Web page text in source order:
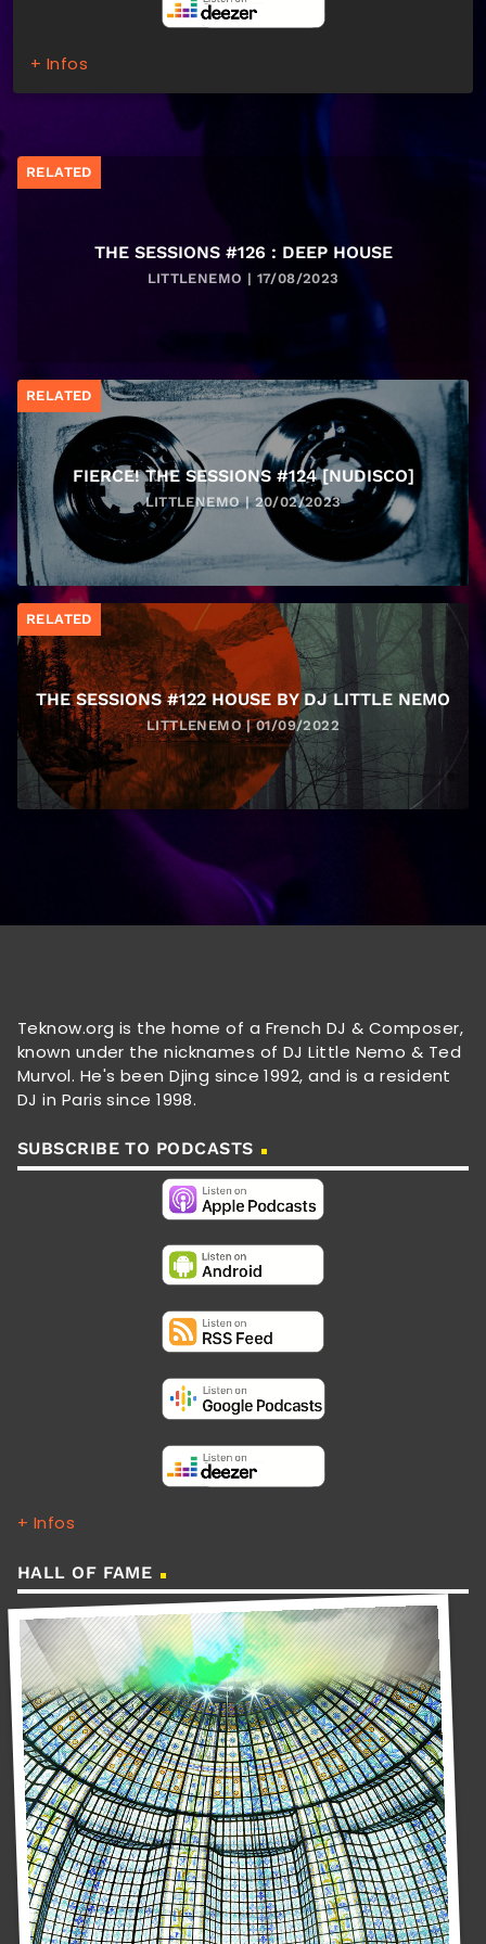
+ Infos
RELATED
THE SESSIONS #126 : DEEP HOUSE
LITTLENEMO | 17/08/2023
RELATED
FIERCE! THE SESSIONS #124 [NUDISCO]
LITTLENEMO | 20/02/2023
RELATED
THE SESSIONS #122 HOUSE BY DJ LITTLE NEMO
LITTLENEMO | 01/09/2022
Teknow.org is the home of a French DJ & Composer,
known under the nicknames of DJ Little Nemo & Ted
Murvol. He's been Djing since 1992, and is a resident
DJ in Paris since 1998.
SUBSCRIBE TO PODCASTS
+ Infos
HALL OF FAME